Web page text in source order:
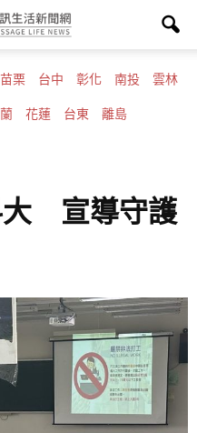
苗栗 台中 彰化 南投 雲林
花蓮 台東 離島
大 宣導守護